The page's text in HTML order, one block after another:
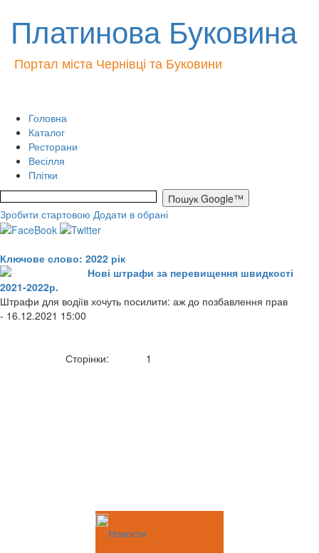
Платинова Буковина
Портал міста Чернівці та Буковини
Головна
Каталог
Ресторани
Весілля
Плітки
Зробити стартовою Додати в обрані
Ключове слово: 2022 рік
Нові штрафи за перевищення швидкості
2021-2022р.
Штрафи для водіїв хочуть посилити: аж до позбавлення прав
- 16.12.2021 15:00
Сторінки: 1
Новости